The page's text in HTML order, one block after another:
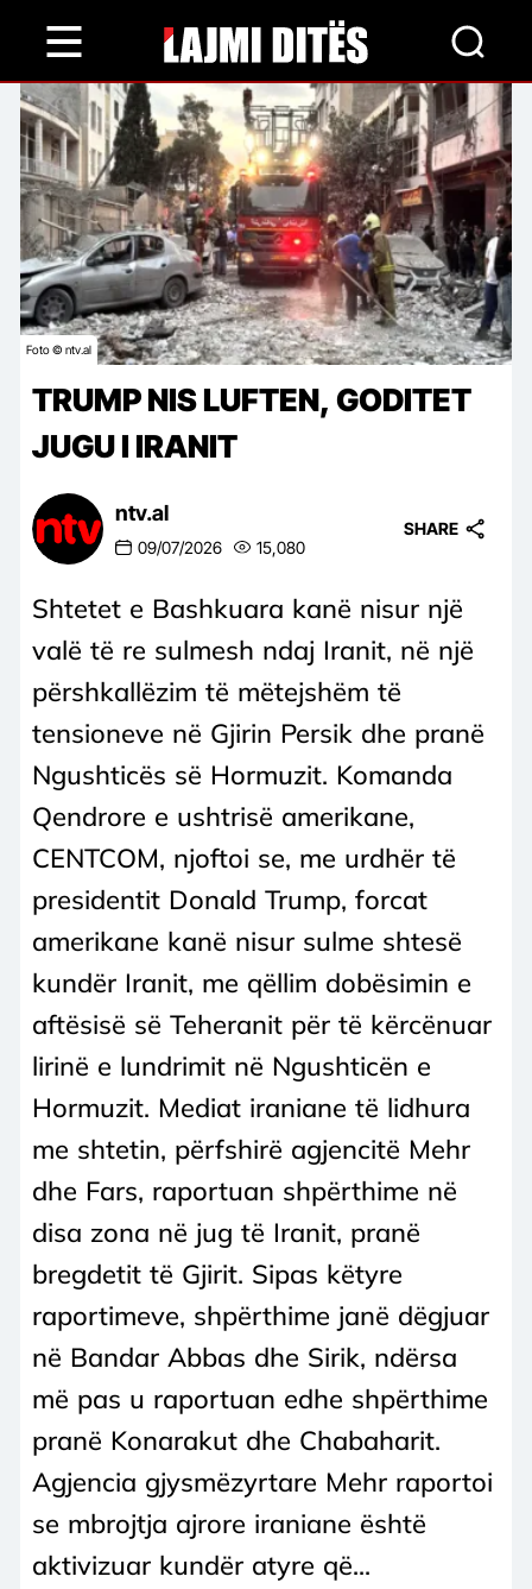
content
Foto © ntv.al
TRUMP NIS LUFTEN, GODITET
JUGU I IRANIT
ntv.al
09/07/2026 15,080
SHARE
Shtetet e Bashkuara kanë nisur një
valë të re sulmesh ndaj Iranit, në një
përshkallëzim të mëtejshëm të
tensioneve në Gjirin Persik dhe pranë
Ngushticës së Hormuzit. Komanda
Qendrore e ushtrisë amerikane,
CENTCOM, njoftoi se, me urdhër të
presidentit Donald Trump, forcat
amerikane kanë nisur sulme shtesë
kundër Iranit, me qëllim dobësimin e
aftësisë së Teheranit për të kërcënuar
lirinë e lundrimit në Ngushticën e
Hormuzit. Mediat iraniane të lidhura
me shtetin, përfshirë agjencitë Mehr
dhe Fars, raportuan shpërthime në
disa zona në jug të Iranit, pranë
bregdetit të Gjirit. Sipas këtyre
raportimeve, shpërthime janë dëgjuar
në Bandar Abbas dhe Sirik, ndërsa
më pas u raportuan edhe shpërthime
pranë Konarakut dhe Chabaharit.
Agjencia gjysmëzyrtare Mehr raportoi
se mbrojtja ajrore iraniane është
aktivizuar kundër atyre që...